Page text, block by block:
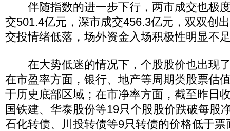
伴随指数的进一步下行，两市成交也极
交501.4亿元，深市成交456.3亿元，双双创
交投情绪低落，场外资金入场积极性明显不
在大势低迷的情况下，个股股价也出现
在市盈率方面，银行、地产等周期类股票估
于历史底部区域；在市净率方面，截至昨日
国铁建、华泰股份等19只个股股价跌破每股
石化转债、川投转债等9只转债的价格低于